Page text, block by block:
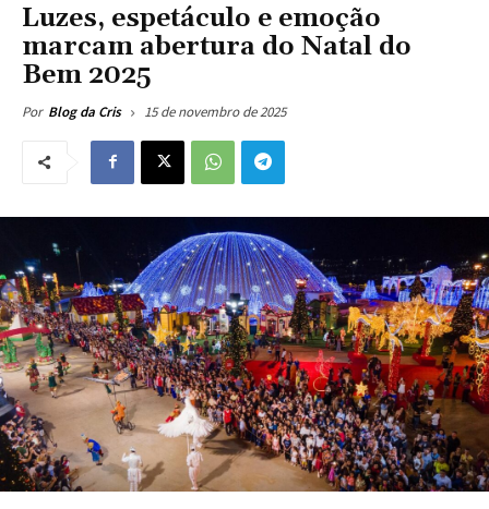
Luzes, espetáculo e emoção
marcam abertura do Natal do
Bem 2025
Por Blog da Cris 15 de novembro de 2025